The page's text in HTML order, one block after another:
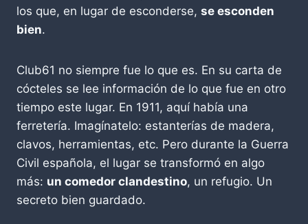
los que, en lugar de esconderse, se esconden
bien.
Club61 no siempre fue lo que es. En su carta de
cócteles se lee información de lo que fue en otro
tiempo este lugar. En 1911, aquí había una
ferretería. Imagínatelo: estanterías de madera,
clavos, herramientas, etc. Pero durante la Guerra
Civil española, el lugar se transformó en algo
más: un comedor clandestino, un refugio. Un
secreto bien guardado.